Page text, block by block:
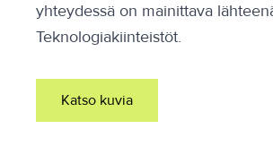
yhteydessä on mainittava
Teknologiakiinteistöt.
Katso kuvia